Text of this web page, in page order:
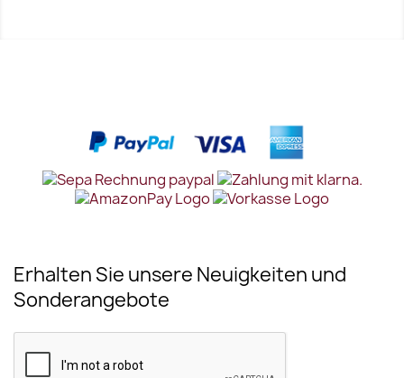
Erhalten Sie unsere Neuigkeiten und
Sonderangebote